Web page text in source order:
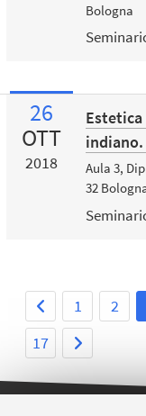
Bologna
26
OTT
2018
Aula 3,
32
1 2
17